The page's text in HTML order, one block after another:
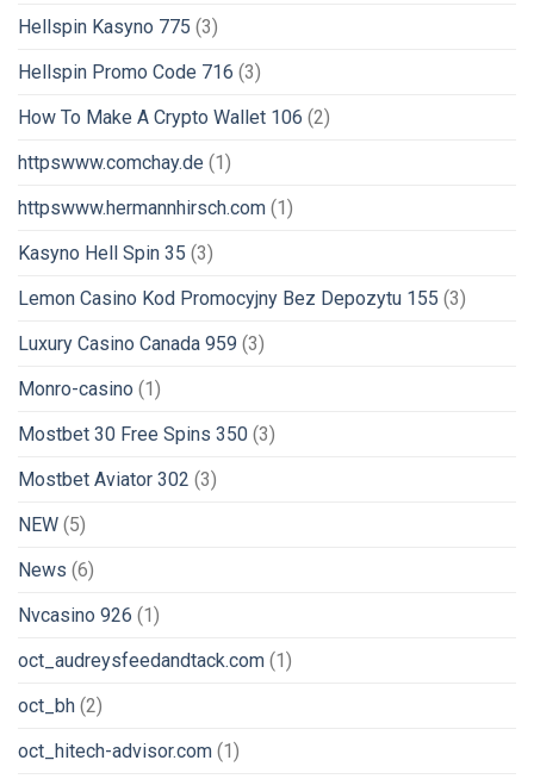
Hellspin Kasyno 775 (3)
Hellspin Promo Code 716 (3)
How To Make A Crypto Wallet 106 (2)
httpswww.comchay.de (1)
httpswww.hermannhirsch.com (1)
Kasyno Hell Spin 35 (3)
Lemon Casino Kod Promocyjny Bez Depozytu 155 (3)
Luxury Casino Canada 959 (3)
Monro-casino (1)
Mostbet 30 Free Spins 350 (3)
Mostbet Aviator 302 (3)
NEW (5)
News (6)
Nvcasino 926 (1)
oct_audreysfeedandtack.com (1)
oct_bh (2)
oct_hitech-advisor.com (1)